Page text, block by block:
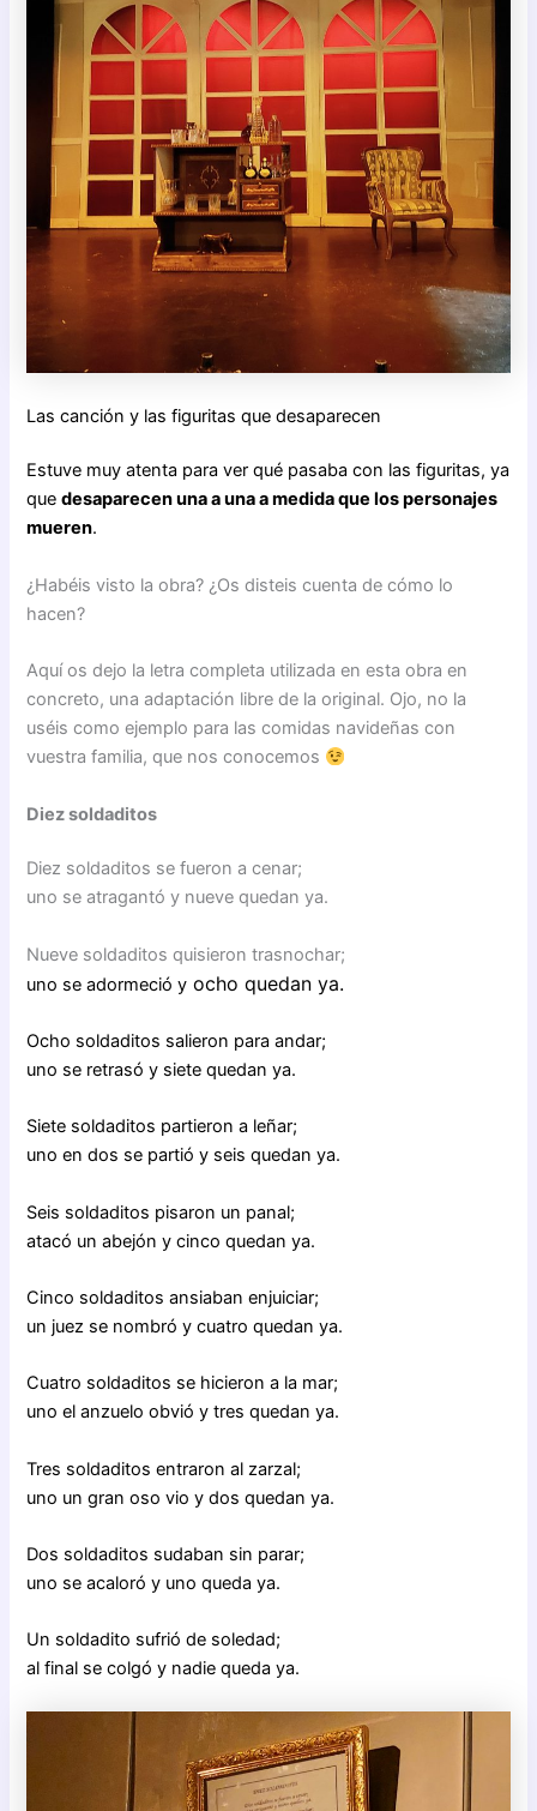
Las canción y las figuritas que desaparecen
Estuve muy atenta para ver qué pasaba con las figuritas, ya
quedesaparecen una a una a medida que los personajes
mueren.
¿Habéis visto la obra? ¿Os disteis cuenta de cómo lo
hacen?
Aquí os dejo la letra completa utilizada en esta obra en
concreto, una adaptación libre de la original. Ojo, no la
uséis como ejemplo para las comidas navideñas con
vuestra familia, que nos conocemos
Diez soldaditos
Diez soldaditos se fueron a cenar;
uno se atragantó y nueve quedan ya.
Nueve soldaditos quisieron trasnochar;
uno se adormeció y ocho quedan ya.
Ocho soldaditos salieron para andar;
uno se retrasó y siete quedan ya.
Siete soldaditos partieron a leñar;
uno en dos se partió y seis quedan ya.
Seis soldaditos pisaron un panal;
atacó un abejón y cinco quedan ya.
Cinco soldaditos ansiaban enjuiciar;
un juez se nombró y cuatro quedan ya.
Cuatro soldaditos se hicieron a la mar;
uno el anzuelo obvió y tres quedan ya.
Tres soldaditos entraron al zarzal;
uno un gran oso vio y dos quedan ya.
Dos soldaditos sudaban sin parar;
uno se acaloró y uno queda ya.
Un soldadito sufrió de soledad;
al final se colgó y nadie queda ya.